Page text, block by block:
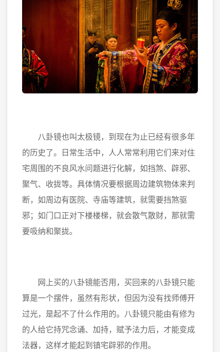
八卦镜也叫太极镜，到现在为止已经有很多年
的历史了。日常生活中，人人常常利用它们来对住
宅周围的不良风水问题进行化解，如挡煞、辟邪、
聚气、收拢等。具体情况要根据周边建筑物体来判
断，如周边有医院、寺庙等建筑，就需要挡煞驱
邪；如门口正对下楼楼梯，就会散气散财，那就需
要吸纳和聚拢。
网上买的八卦镜能否用，买回来的八卦镜只能
算是一个摆件，虽然有形状，但因为没有找师傅开
过光，是起不了什么作用的。八卦镜只能由有修为
的人给它持咒念诵、加持，赋予法力后，才能变成
法器，这样才能起到镇宅辟邪的作用。